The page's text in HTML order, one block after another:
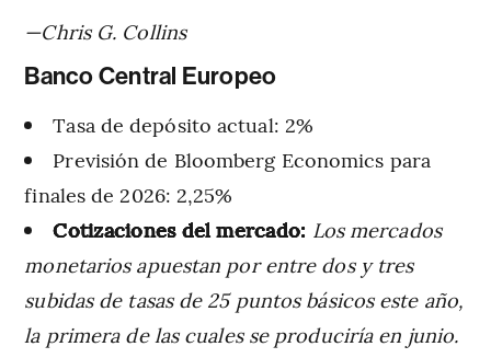
—Chris G. Collins
Banco Central Europeo
Tasa de depósito actual: 2%
Previsión de Bloomberg Economics para
finales de 2026: 2,25%
Cotizaciones del mercado: Los mercados
monetarios apuestan por entre dos y tres
subidas de tasas de 25 puntos básicos este año,
la primera de las cuales se produciría en junio.